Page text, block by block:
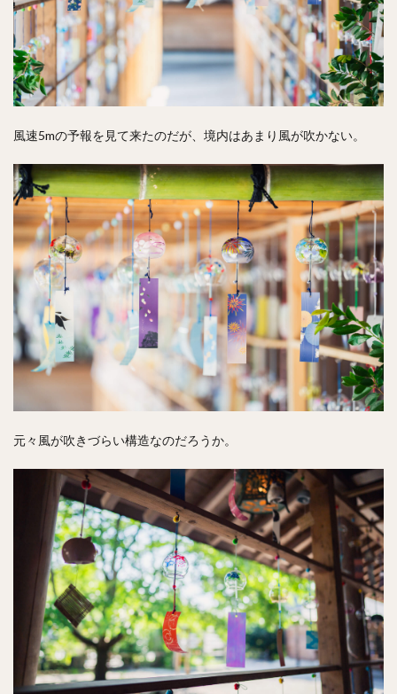
風速5mの予報を見て来たのだが、境内はあまり風が吹かない。
元々風が吹きづらい構造なのだろうか。